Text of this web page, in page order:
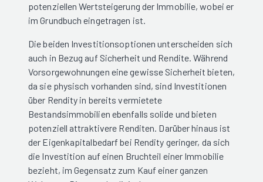
potenziellen Wertsteigerung der Immobilie, wobei er
im Grundbuch eingetragen ist.
Die beiden Investitionsoptionen unterscheiden sich
auch in Bezug auf Sicherheit und Rendite. Während
Vorsorgewohnungen eine gewisse Sicherheit bieten,
da sie physisch vorhanden sind, sind Investitionen
über Rendity in bereits vermietete
Bestandsimmobilien ebenfalls solide und bieten
potenziell attraktivere Renditen. Darüber hinaus ist
der Eigenkapitalbedarf bei Rendity geringer, da sich
die Investition auf einen Bruchteil einer Immobilie
bezieht, im Gegensatz zum Kauf einer ganzen